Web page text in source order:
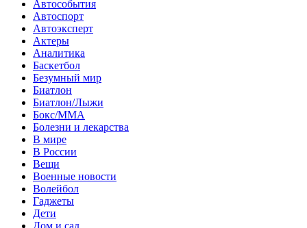
Автособытия
Автоспорт
Автоэксперт
Актеры
Аналитика
Баскетбол
Безумный мир
Биатлон
Биатлон/Лыжи
Бокс/MMA
Болезни и лекарства
В мире
В России
Вещи
Военные новости
Волейбол
Гаджеты
Дети
Дом и сад